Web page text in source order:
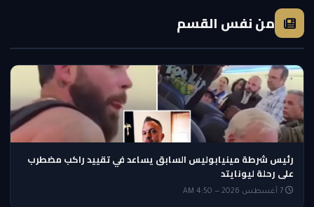
من نفس القسم
رئيس شرطة مينيابوليس السابق يساعد في تقييد راكب مضطرب
على رحلة ليونايتد